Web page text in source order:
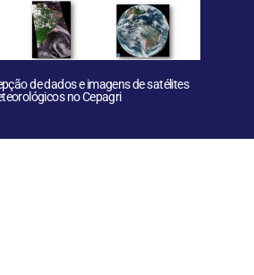
de dados e imagens de satélites
no Cepagri